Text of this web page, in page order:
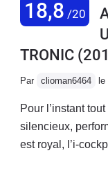
deutsche qualité
18,8 /20
TRONIC
Par clioman6464
Pour l’instant
silencieux,
est royal, l’i-